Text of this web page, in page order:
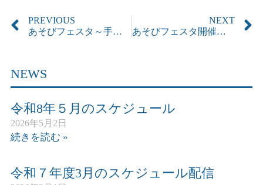
PREVIOUS
あそびフェスタ～手作りおもちゃであそぼう！！
NEXT
あそびフェスタ開催しました（12/26)
NEWS
令和8年５月のスケジュール
2026年5月2日
続きを読む »
令和７年度3月のスケジュール配信